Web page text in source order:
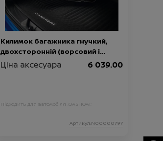
Килимок багажника гнучкий,
двохсторонній (ворсовий і
гумовий) Qashqai J12 MHEV, для
N-Connecta/Tekna
Ціна аксесуара 6 039.00
Підходить для автомобіля : QASHQAI;
Артикул:N00000797